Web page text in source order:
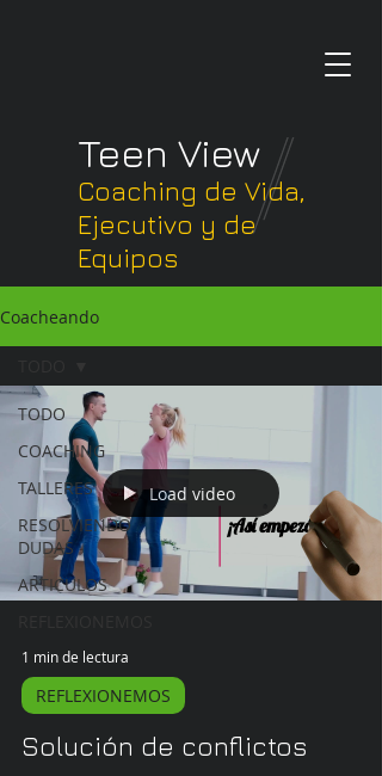
Teen View
Coaching de Vida,
Ejecutivo y de
Equipos
Coacheando
TODO
COACHING
TALLERES
RESOLVIENDO
DUDAS
ARTICULOS
Load video
1 min de lectura
REFLEXIONEMOS
Solución de conflictos